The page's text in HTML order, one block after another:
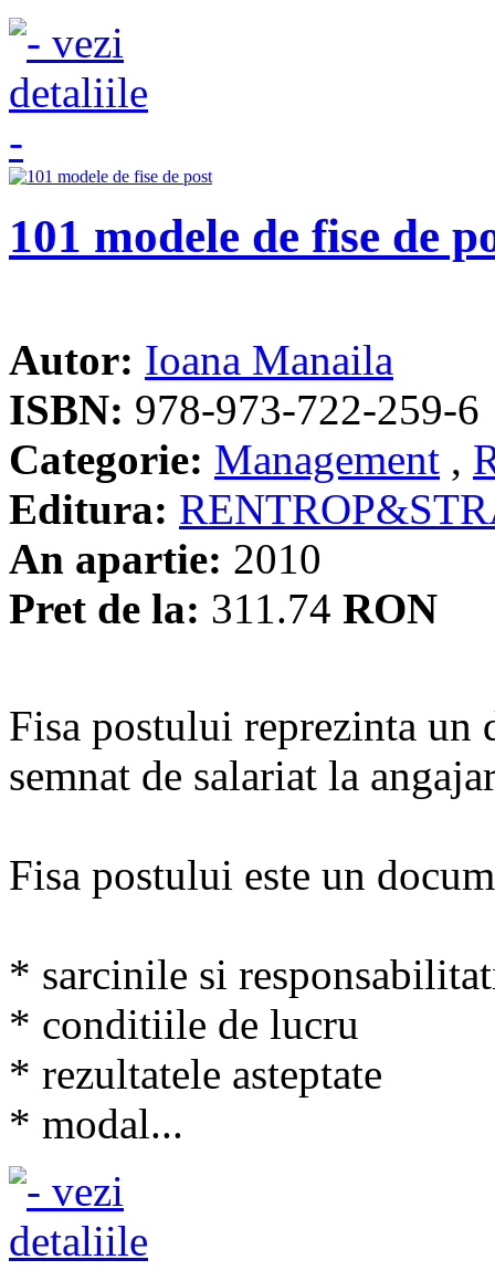
101 modele de fise de
Autor: Ioana Manaila
ISBN: 978-973-722-259-6
Categorie: Management ,
Editura:
An apartie: 2010
Pret de la: 311.74 RON
Fisa postului reprezinta un
semnat de salariat la
Fisa postului este un
* sarcinile si
* conditiile de lucru
* rezultatele asteptate
* modal...